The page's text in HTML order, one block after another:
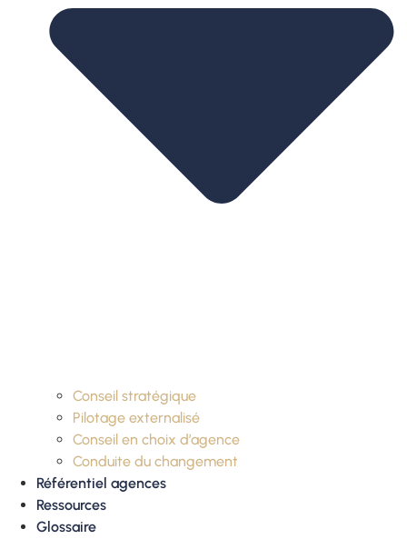
Conseil stratégique
Pilotage externalisé
Conseil en choix d’agence
Conduite du changement
Référentiel agences
Ressources
Glossaire